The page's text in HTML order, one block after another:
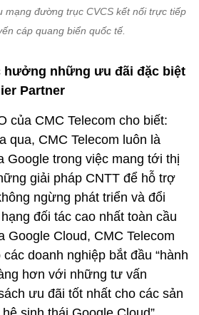
mạng đường trục CVCS kết nối trực tiếp
cáp quang biển quốc tế.
hưởng những ưu đãi đặc biệt
Partner
của CMC Telecom cho biết:
qua, CMC Telecom luôn là
Google trong việc mang tới thị
giải pháp CNTT để hỗ trợ
ngừng phát triển và đổi
đối tác cao nhất toàn cầu
Google Cloud, CMC Telecom
doanh nghiệp bắt đầu “hành
hơn với những tư vấn
ưu đãi tốt nhất cho các sản